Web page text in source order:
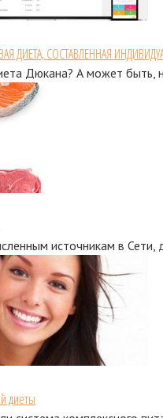
ДИЕТА, СОСТАВЛЕННАЯ
Дюкана? А может
источникам в
диеты